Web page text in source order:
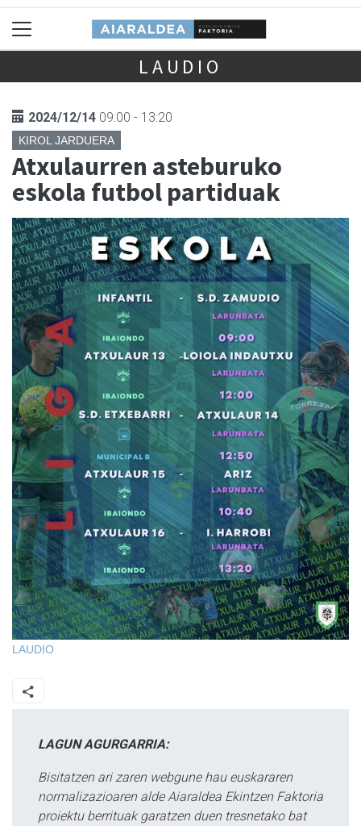
LAUDIO
2024/12/14 09:00 - 13:20
KIROL JARDUERA
Atxulaurren asteburuko
eskola futbol partiduak
LAUDIO
LAGUN AGURGARRIA:
Bisitatzen ari zaren webgune hau euskararen
normalizazioaren alde Aiaraldea Ekintzen Faktoria
proiektu berrituak garatzen duen tresnetako bat